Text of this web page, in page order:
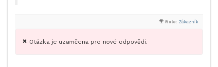
Role: Zákazník
Otázka je uzamčena pro nové odpovědi.